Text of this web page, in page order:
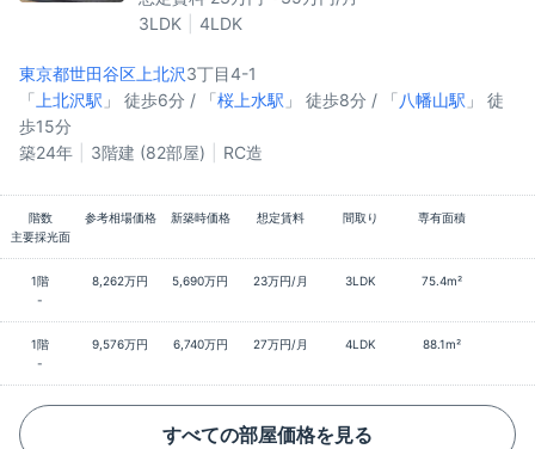
3LDK
4LDK
東京都世田谷区 上北沢3丁目4-1
「 上北沢駅 」 徒歩6分 / 「桜上水駅 」 徒歩8分 / 「八幡山駅 」 徒
歩15分
築24年
3階建 (82部屋) RC造
階数 参考相場価格 新築時価格 想定賃料 間取り
専有面積
主要採光面
1階 8,262万円 5,690万円 23万円/月 3LDK
75.4m²
-
1階 9,576万円 6,740万円 27万円/月 4LDK
88.1m²
-
すべての部屋価格を見る